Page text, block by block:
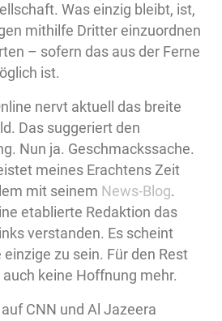
Was einzig bleibt, ist,
mithilfe Dritter einzuordnen
– sofern das aus der Ferne
ist.
nervt aktuell das breite
Das suggeriert den
Nun ja. Geschmackssache.
meines Erachtens Zeit
mit seinem News-Blog.
etablierte Redaktion das
verstanden. Es scheint
zu sein. Für den Rest
keine Hoffnung mehr.
CNN und Al Jazeera